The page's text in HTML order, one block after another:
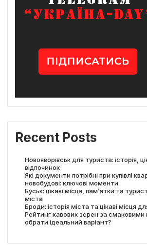
Recent Posts
Новояворівськ для туриста: історія,
відпочинок
Які документи потрібні при купівлі
новобудові: ключові моменти
Буськ: цікаві місця, пам’ятки та
міста
Броди: історія міста та цікаві місця
Рейтинг кавових зерен за смаковими
обрати ідеальний варіант?